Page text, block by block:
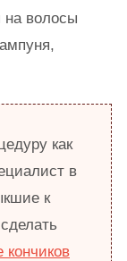
на волосы
как
в
к
кончиков